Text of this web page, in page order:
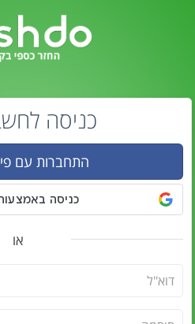
כניסה
התחברות עם
או